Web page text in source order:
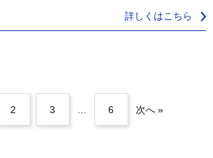
詳しくはこちら
2 3 6 次へ »